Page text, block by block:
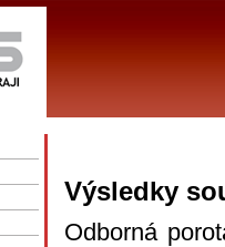
Výsledky
Odborná